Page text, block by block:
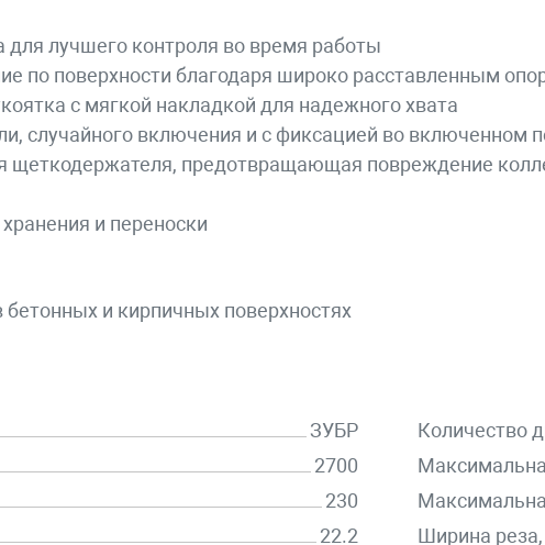
для лучшего контроля во время работы
по поверхности благодаря широко расставленным
с мягкой накладкой для надежного хвата
случайного включения и с фиксацией во включенном
щеткодержателя, предотвращающая повреждение
и переноски
и кирпичных поверхностях
ЗУБР
2700
230
22.2
Количество
Ширина